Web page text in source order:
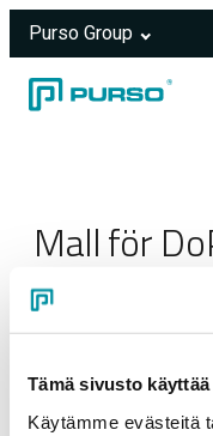
Tämä sivusto
Käytämme evästeitä
Purso Group
Mall för
23.03.2025